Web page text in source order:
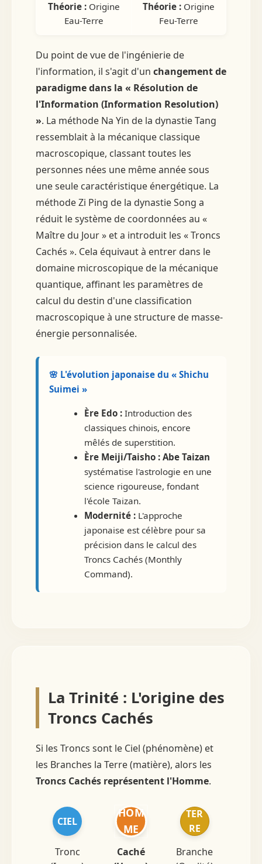
Théorie :Origine
Eau-Terre
Théorie :Origine
Feu-Terre
Du point de vue de l'ingénierie de
l'information, il s'agit d'un changement de
paradigme dans la « Résolution de
l'Information (Information Resolution)
». La méthode Na Yin de la dynastie Tang
ressemblait à la mécanique classique
macroscopique, classant toutes les
personnes nées une même année sous
une seule caractéristique énergétique. La
méthode Zi Ping de la dynastie Song a
réduit le système de coordonnées au «
Maître du Jour » et a introduit les « Troncs
Cachés ». Cela équivaut à entrer dans le
domaine microscopique de la mécanique
quantique, affinant les paramètres de
calcul du destin d'une classification
macroscopique à une structure de masse-
énergie personnalisée.
🌸 L'évolution japonaise du « Shichu
Suimei »
Ère Edo : Introduction des
classiques chinois, encore
mêlés de superstition.
Ère Meiji/Taisho : Abe Taizan
systématise l'astrologie en une
science rigoureuse, fondant
l'école Taizan.
Modernité : L'approche
japonaise est célèbre pour sa
précision dans le calcul des
Troncs Cachés (Monthly
Command).
La Trinité : L'origine des
Troncs Cachés
Si les Troncs sont le Ciel (phénomène) et
les Branches la Terre (matière), alors les
Troncs Cachés représentent l'Homme.
CIEL
Tronc
HOM
ME
Caché
TER
RE
Branche